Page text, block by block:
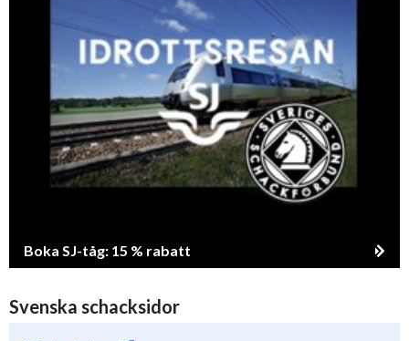
Boka SJ-tåg: 15 % rabatt
Svenska schacksidor